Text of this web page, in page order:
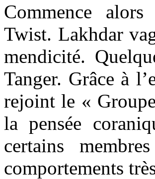
Commence
Twist. Lakhdar
mendicité.
Tanger. Grâce à
rejoint le «
la pensée
certains
comportements